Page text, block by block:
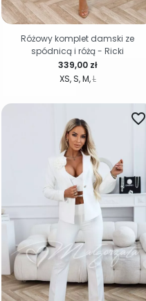
XS S M L
Cena
339,00 zł
Różowy komplet damski ze
spódnicą i różą - Ricki
favorite_border